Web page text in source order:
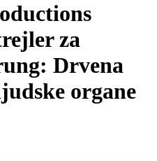
za
Drvena
organe